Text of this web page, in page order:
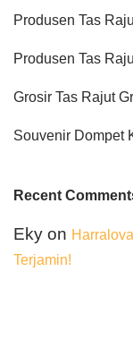
Produsen Tas
Produsen Tas
Grosir Tas Rajut
Souvenir Dompet
Recent
Eky on
Terjamin!